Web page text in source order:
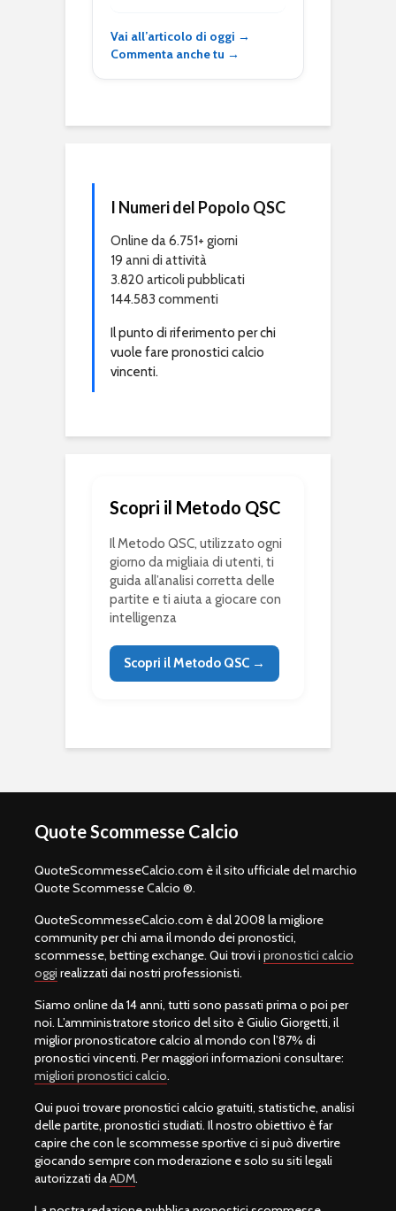
Vai all’articolo di oggi →
Commenta anche tu →
I Numeri del Popolo QSC
Online da 6.751+ giorni
19 anni di attività
3.820 articoli pubblicati
144.583 commenti
Il punto di riferimento per chi
vuole fare pronostici calcio
vincenti.
Scopri il Metodo QSC
Il Metodo QSC, utilizzato ogni
giorno da migliaia di utenti, ti
guida all’analisi corretta delle
partite e ti aiuta a giocare con
intelligenza
Scopri il Metodo QSC →
Quote Scommesse Calcio
QuoteScommesseCalcio.com è il sito ufficiale del marchio
Quote Scommesse Calcio ®.
QuoteScommesseCalcio.com è dal 2008 la migliore
community per chi ama il mondo dei pronostici,
scommesse, betting exchange. Qui trovi i pronostici calcio
oggi realizzati dai nostri professionisti.
Siamo online da 14 anni, tutti sono passati prima o poi per
noi. L’amministratore storico del sito è Giulio Giorgetti, il
miglior pronosticatore calcio al mondo con l’87% di
pronostici vincenti. Per maggiori informazioni consultare:
migliori pronostici calcio.
Qui puoi trovare pronostici calcio gratuiti, statistiche, analisi
delle partite, pronostici studiati. Il nostro obiettivo è far
capire che con le scommesse sportive ci si può divertire
giocando sempre con moderazione e solo su siti legali
autorizzati daADM.